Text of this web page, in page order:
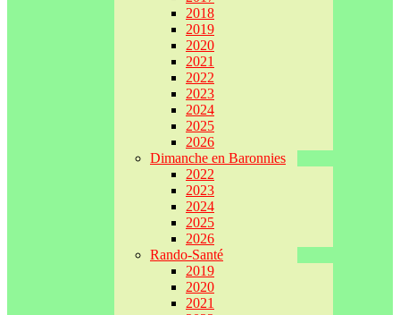
2018
2019
2020
2021
2022
2023
2024
2025
2026
Dimanche en Baronnies
2022
2023
2024
2025
2026
Rando-Santé
2019
2020
2021